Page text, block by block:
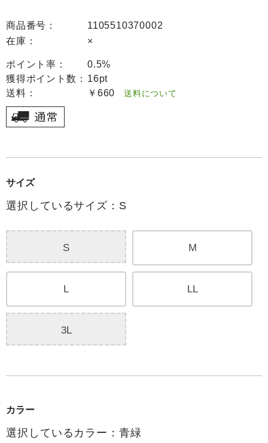
商品番号：
1105510370002
在庫：
×
ポイント率：
0.5%
獲得ポイント数： 16pt
送料：
￥660 送料について
サイズ
選択しているサイズ：S
S M
L LL
3L
カラー
選択しているカラー：青緑